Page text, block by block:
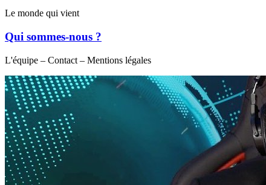
Le monde qui vient
Qui sommes-nous ?
L'équipe – Contact – Mentions légales